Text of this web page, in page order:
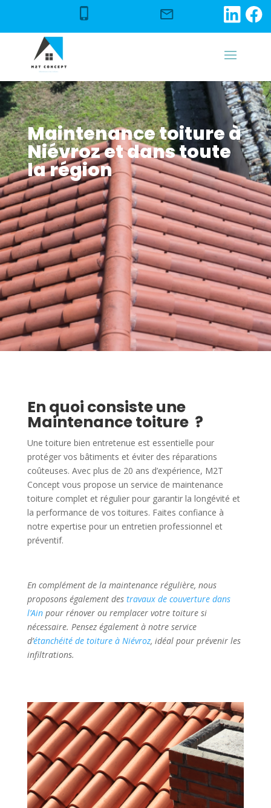
Maintenance toiture à
Niévroz et dans toute
la région
En quoi consiste une
Maintenance toiture ?
Une toiture bien entretenue est essentielle pour
protéger vos bâtiments et éviter des réparations
coûteuses. Avec plus de 20 ans d’expérience, M2T
Concept vous propose un service de maintenance
toiture complet et régulier pour garantir la longévité et
la performance de vos toitures. Faites confiance à
notre expertise pour un entretien professionnel et
préventif.
En complément de la maintenance régulière, nous
proposons également des travaux de couverture dans
l’Ainpour rénover ou remplacer votre toiture si
nécessaire. Pensez également à notre service
d’étanchéité de toiture à Niévroz, idéal pour prévenir les
infiltrations.